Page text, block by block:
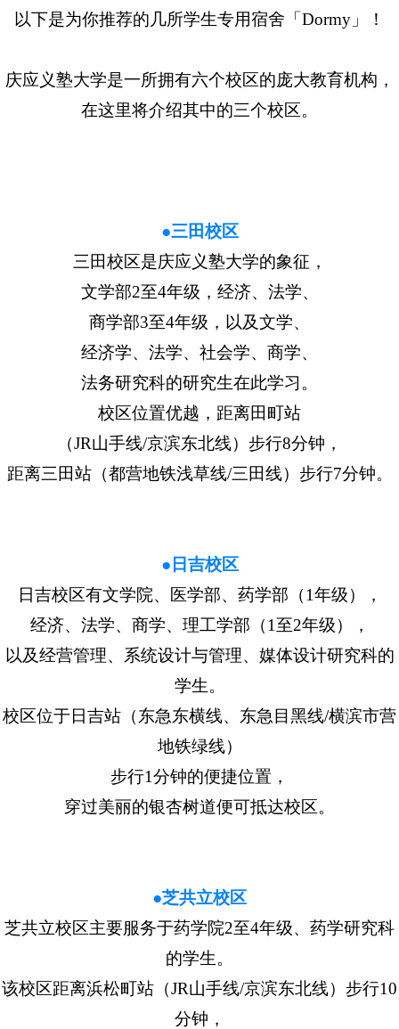
以下是为你推荐的几所学生专用宿舍「Dormy」！
庆应义塾大学是一所拥有六个校区的庞大教育机构，
在这里将介绍其中的三个校区。
●三田校区
三田校区是庆应义塾大学的象征，
文学部2至4年级，经济、法学、
商学部3至4年级，以及文学、
经济学、法学、社会学、商学、
法务研究科的研究生在此学习。
校区位置优越，距离田町站
（JR山手线/京滨东北线）步行8分钟，
距离三田站（都营地铁浅草线/三田线）步行7分钟。
●日吉校区
日吉校区有文学院、医学部、药学部（1年级），
经济、法学、商学、理工学部（1至2年级），
以及经营管理、系统设计与管理、媒体设计研究科的
学生。
校区位于日吉站（东急东横线、东急目黑线/横滨市营
地铁绿线）
步行1分钟的便捷位置，
穿过美丽的银杏树道便可抵达校区。
●芝共立校区
芝共立校区主要服务于药学院2至4年级、药学研究科
的学生。
该校区距离浜松町站（JR山手线/京滨东北线）步行10
分钟，